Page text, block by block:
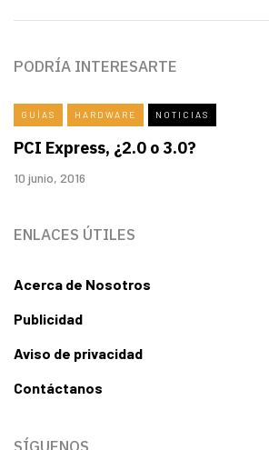
PODRÍA INTERESARTE
GUÍAS HARDWARE NOTICIAS
PCI Express, ¿2.0 o 3.0?
10 junio, 2016
ENLACES ÚTILES
Acerca de Nosotros
Publicidad
Aviso de privacidad
Contáctanos
SÍGUENOS